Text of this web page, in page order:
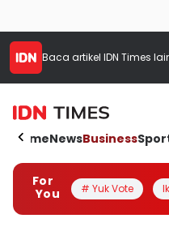
Baca artikel IDN Times
HomeNewsBusiness
For
You
# Yuk Vote